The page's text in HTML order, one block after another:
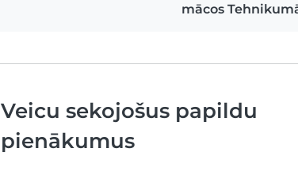
mācos
Veicu sekojošus papildu
pienākumus